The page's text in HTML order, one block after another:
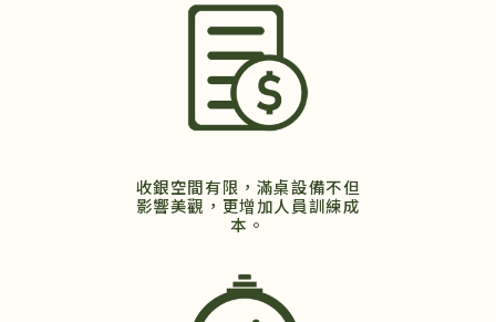
收銀空間有限，滿桌設備不但
影響美觀，更增加人員訓練成
本。